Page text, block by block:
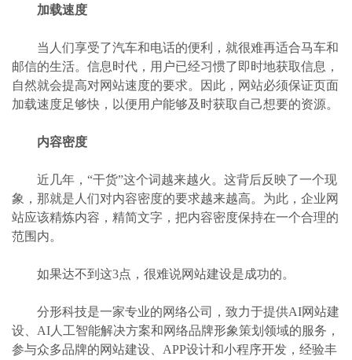
加载速度
当人们享受了汽车和电话的便利，就很难再适合马车和
邮信的生活。信息时代，用户已经习惯了即时地获取信息，
自然就会提高对网站速度的要求。因此，网站必须保证页面
加载速度足够快，以便用户能够及时获取自己想要的资源。
内容密度
近几年，“干货”这个词越来越火。这背后反映了一个现
象，那就是人们对内容密度的要求越来越高。为此，企业网
站应该精炼内容，精简文字，把内容密度保持在一个合理的
范围内。
如果达不到这3点，很难说网站建设是成功的。
分形科技是一家专业的网络公司，致力于提供AI网站建
设、AI人工智能解决方案和网络品牌形象策划领域的服务，
参与众多品牌的网站建设、APP设计和小程序开发，经验丰